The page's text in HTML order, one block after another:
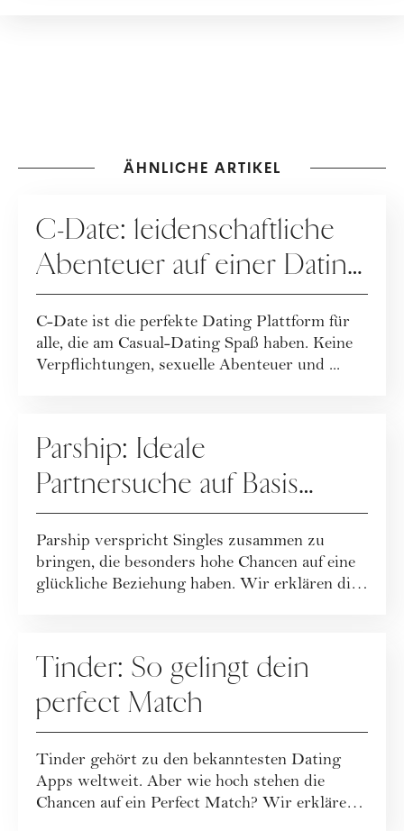
ÄHNLICHE ARTIKEL
C-Date: leidenschaftliche
Abenteuer auf einer Dating
App
C-Date ist die perfekte Dating Plattform für
alle, die am Casual-Dating Spaß haben. Keine
Verpflichtungen, sexuelle Abenteuer und ...
Parship: Ideale
Partnersuche auf Basis
deiner Persönlichkeit
Parship verspricht Singles zusammen zu
bringen, die besonders hohe Chancen auf eine
glückliche Beziehung haben. Wir erklären dir,
Tinder: So gelingt dein
perfect Match
Tinder gehört zu den bekanntesten Dating
Apps weltweit. Aber wie hoch stehen die
Chancen auf ein Perfect Match? Wir erklären